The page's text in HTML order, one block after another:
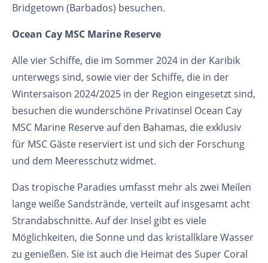
Bridgetown (Barbados) besuchen.
Ocean Cay MSC Marine Reserve
Alle vier Schiffe, die im Sommer 2024 in der Karibik
unterwegs sind, sowie vier der Schiffe, die in der
Wintersaison 2024/2025 in der Region eingesetzt sind,
besuchen die wunderschöne Privatinsel Ocean Cay
MSC Marine Reserve auf den Bahamas, die exklusiv
für MSC Gäste reserviert ist und sich der Forschung
und dem Meeresschutz widmet.
Das tropische Paradies umfasst mehr als zwei Meilen
lange weiße Sandstrände, verteilt auf insgesamt acht
Strandabschnitte. Auf der Insel gibt es viele
Möglichkeiten, die Sonne und das kristallklare Wasser
zu genießen. Sie ist auch die Heimat des Super Coral